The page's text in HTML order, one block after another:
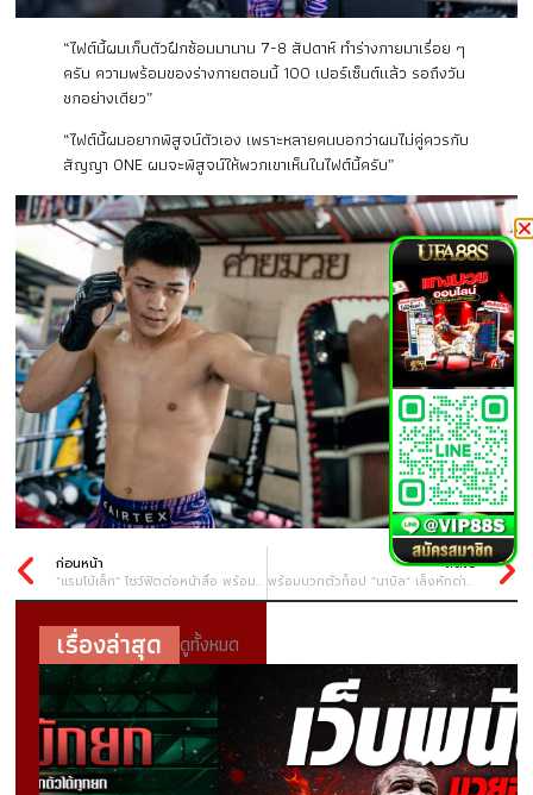
“ไฟต์นี้ผมเก็บตัวฝึกซ้อมมานาน 7-8 สัปดาห์ ทำร่างกายมาเรื่อย ๆ
ครับ ความพร้อมของร่างกายตอนนี้ 100 เปอร์เซ็นต์แล้ว รอถึงวัน
ชกอย่างเดียว”
“ไฟต์นี้ผมอยากพิสูจน์ตัวเอง เพราะหลายคนบอกว่าผมไม่คู่ควรกับ
สัญญา ONE ผมจะพิสูจน์ให้พวกเขาเห็นในไฟต์นี้ครับ”
ก่อนหน้า
“แรมโบ้เล็ก” โชว์ฟิตต่อหน้าสื่อ พร้อมดวล “เคร็ก” พิสูจน์ฝีมือในศึก ONE Fight Night 24 #5
ถัดไป
พร้อมบวกตัวท็อป “นาบิล” เล็งหักด่าน “ฟิลิปเป” ประเดิมชัยศึกใหญ่ลุ้นไต่แรงกิง
เรื่องล่าสุด ดูทั้งหมด